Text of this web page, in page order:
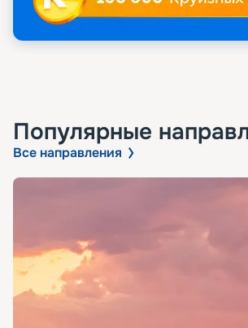
Популярные
Все направления